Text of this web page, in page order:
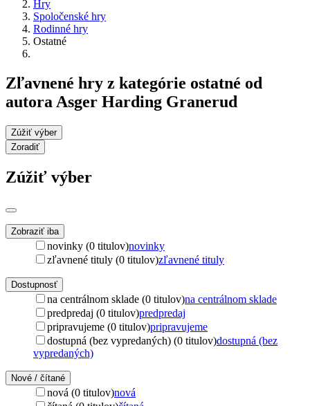
Hry
Spoločenské hry
Rodinné hry
Ostatné
Zľavnené hry z kategórie ostatné od
autora Asger Harding Granerud
Zúžiť výber
Zoradiť
Zúžiť výber
Zobraziť iba
novinky (0 titulov)novinky
zľavnené tituly (0 titulov)zľavnené tituly
Dostupnosť
na centrálnom sklade (0 titulov)na centrálnom sklade
predpredaj (0 titulov)predpredaj
pripravujeme (0 titulov)pripravujeme
dostupná (bez vypredaných) (0 titulov)dostupná (bez
vypredaných)
Nové / čítané
nová (0 titulov)nová